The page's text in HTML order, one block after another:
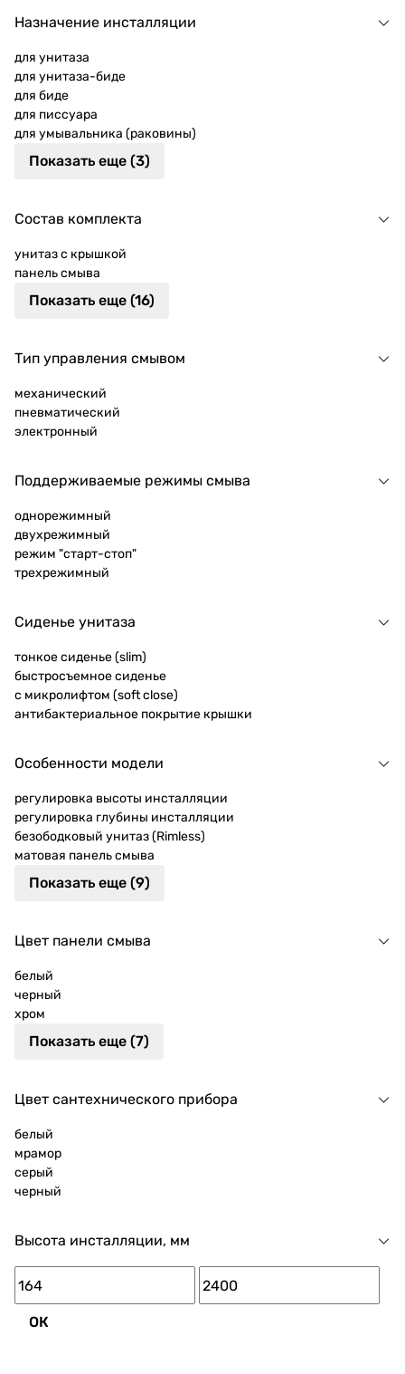
Назначение инсталляции
для унитаза
для унитаза-биде
для биде
для писсуара
для умывальника (раковины)
Показать еще (3)
Состав комплекта
унитаз с крышкой
панель смыва
Показать еще (16)
Тип управления смывом
механический
пневматический
электронный
Поддерживаемые режимы смыва
однорежимный
двухрежимный
режим "старт-стоп"
трехрежимный
Сиденье унитаза
тонкое сиденье (slim)
быстросъемное сиденье
с микролифтом (soft close)
антибактериальное покрытие крышки
Особенности модели
регулировка высоты инсталляции
регулировка глубины инсталляции
безободковый унитаз (Rimless)
матовая панель смыва
Показать еще (9)
Цвет панели смыва
белый
черный
хром
Показать еще (7)
Цвет сантехнического прибора
белый
мрамор
серый
черный
Высота инсталляции, мм
ОК